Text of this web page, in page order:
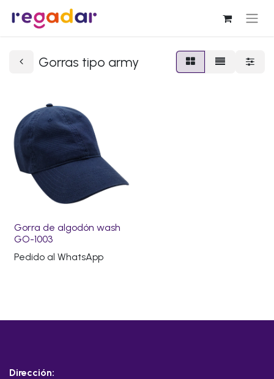
Gorras tipo army
Gorra de algodón wash
GO-1003
Pedido al WhatsApp
Dirección: